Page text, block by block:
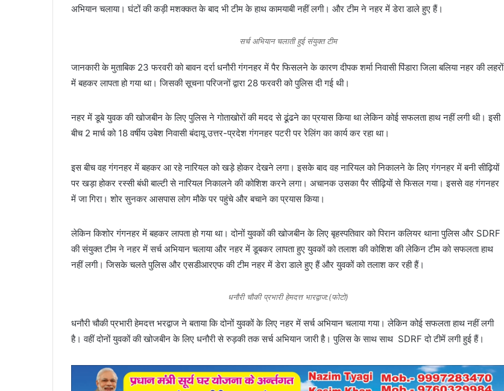
l
अभियान चलाया। घंटों की कड़ी मशक्कत के बाद भी टीम के हाथ कामयाबी नहीं लगी। और टीम ने नहर में डेरा डाले हुए हैं।
सर्च अभियान चलाती हुई संयुक्त टीम
जानकारी के मुताबिक 23 फरवरी को बावन दर्रा धनौरी गंगनहर में पैर फिसलने के कारण दीपक शर्मा निवासी पिंडारा जिला बलिया नहर की लहरों
में बहकर लापता हो गया था। जिसकी सूचना परिजनों द्वारा 28 फरवरी को पुलिस दी गई थी।
नहर में डूबे युवक की खोजबीन के लिए पुलिस ने गोताखोरों की मदद से ढूंढने का प्रयास किया था लेकिन कोई सफलता हाथ नहीं लगी थी। इसी
बीच 2 मार्च को 18 वर्षीय उबेश निवासी बंदायू उत्तर-प्रदेश गंगनहर पटरी पर रेलिंग का कार्य कर रहा था।
इस बीच वह गंगनहर में बहकर आ रहे नारियल को खड़े होकर देखने लगा। इसके बाद वह नारियल को निकालने के लिए गंगनहर में बनी सीढ़ियों
पर खड़ा होकर रस्सी बंधी बाल्टी से नारियल निकालने की कोशिश करने लगा। अचानक उसका पैर सीढ़ियों से फिसल गया। इससे वह गंगनहर
में जा गिरा। शोर सुनकर आसपास लोग मौके पर पहुंचे और बचाने का प्रयास किया।
लेकिन किशोर गंगनहर में बहकर लापता हो गया था। दोनों युवकों की खोजबीन के लिए बृहस्पतिवार को पिरान कलियर थाना पुलिस और SDRF
की संयुक्त टीम ने नहर में सर्च अभियान चलाया और नहर में डूबकर लापता हुए युवकों को तलाश की कोशिश की लेकिन टीम को सफलता हाथ
नहीं लगी। जिसके चलते पुलिस और एसडीआरएफ की टीम नहर में डेरा डाले हुए हैं और युवकों को तलाश कर रही हैं।
धनौरी चौकी प्रभारी हेमदत्त भारद्वाज:(फोटो)
धनौरी चौकी प्रभारी हेमदत्त भरद्वाज ने बताया कि दोनों युवकों के लिए नहर में सर्च अभियान चलाया गया। लेकिन कोई सफलता हाथ नहीं लगी
है। वहीं दोनों युवकों की खोजबीन के लिए धनौरी से रुड़की तक सर्च अभियान जारी है। पुलिस के साथ साथ SDRF दो टीमें लगी हुई हैं।